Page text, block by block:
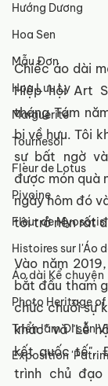
Hướng Dương
Hoa Sen
Mẫu Đơn
Hoa Lưu Ly
Marguerite
Tournesol
Fleur de Lotus
Pivoine
Fleur de Myosotis
Histoires sur l'Áo
Áo dài Kể chuyện
Photo Heritage
Triển lãm Di sản
Exposition
Chiếc áo dài
Hiệp hội Art
tháng Tám
bị về hưu. Tôi
sự bất ngờ
được món quà
ngày hôm đó
tôi trở nên rất
Vào năm
bắt đầu tham
chức chuỗi sự
khác" và "Lễ
kết quốc tế".
trình chủ đạo